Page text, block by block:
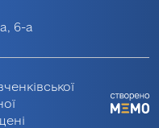
6-а